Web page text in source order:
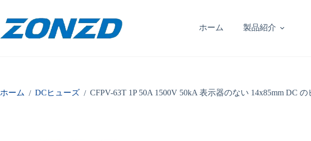
テ
ン
ッ
ホーム 製品紹介
ホーム / DCヒューズ / CFPV-63T 1P 50A 1500V 50kA 表示器のない 14x85mm DC